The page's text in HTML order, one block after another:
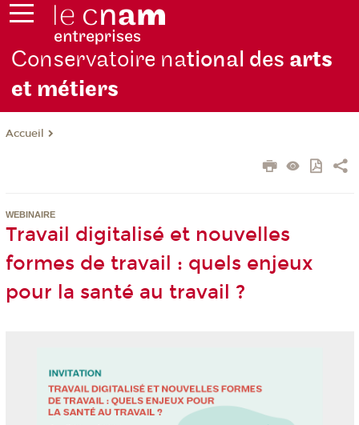
Conservatoire national des arts
et métiers
Accueil
WEBINAIRE
Travail digitalisé et nouvelles
formes de travail : quels enjeux
pour la santé au travail ?